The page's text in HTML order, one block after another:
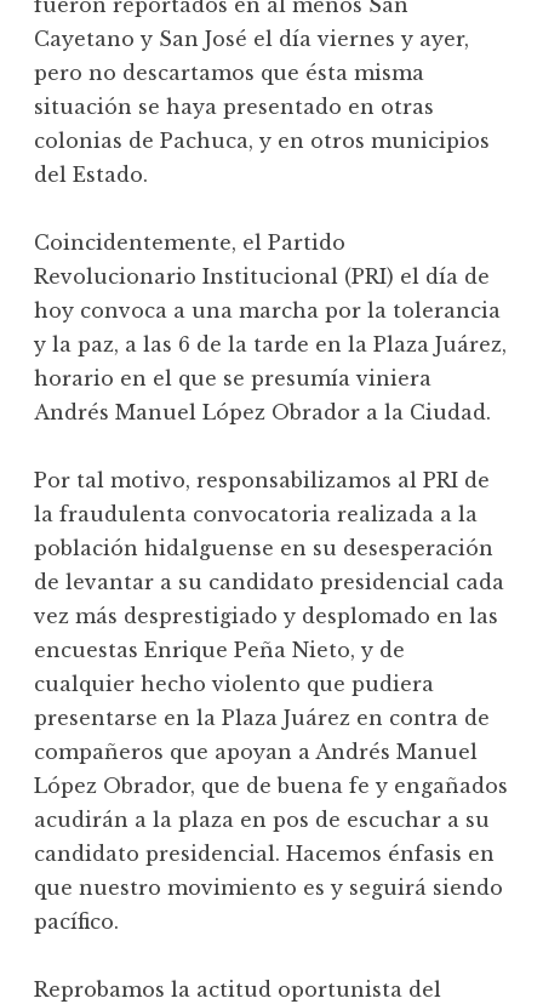
fueron reportados en al menos San
Cayetano y San José el día viernes y ayer,
pero no descartamos que ésta misma
situación se haya presentado en otras
colonias de Pachuca, y en otros municipios
del Estado.
Coincidentemente, el Partido
Revolucionario Institucional (PRI) el día de
hoy convoca a una marcha por la tolerancia
y la paz, a las 6 de la tarde en la Plaza Juárez,
horario en el que se presumía viniera
Andrés Manuel López Obrador a la Ciudad.
Por tal motivo, responsabilizamos al PRI de
la fraudulenta convocatoria realizada a la
población hidalguense en su desesperación
de levantar a su candidato presidencial cada
vez más desprestigiado y desplomado en las
encuestas Enrique Peña Nieto, y de
cualquier hecho violento que pudiera
presentarse en la Plaza Juárez en contra de
compañeros que apoyan a Andrés Manuel
López Obrador, que de buena fe y engañados
acudirán a la plaza en pos de escuchar a su
candidato presidencial. Hacemos énfasis en
que nuestro movimiento es y seguirá siendo
pacífico.
Reprobamos la actitud oportunista del